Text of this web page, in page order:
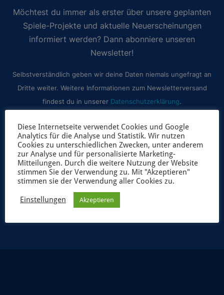
Möchtest du immer als erster über unsere geplanten
Spiele-Projekte und aktuelle Neuerscheinungen
informiert werden? Dann abonniere unseren
Newsletter!
Selbstverständlich geben wir deine Daten niemals ungefragt an
Dritte weiter. Weitere Informationen zum Newsletterversand
findest du in unserer Datenschutzerklärung.
JETZT ANMELDEN
Diese Internetseite verwendet Cookies und Google
Analytics für die Analyse und Statistik. Wir nutzen
Cookies zu unterschiedlichen Zwecken, unter anderem
zur Analyse und für personalisierte Marketing-
Mitteilungen. Durch die weitere Nutzung der Website
stimmen Sie der Verwendung zu. Mit "Akzeptieren"
stimmen sie der Verwendung aller Cookies zu.
Einstellungen Akzeptieren